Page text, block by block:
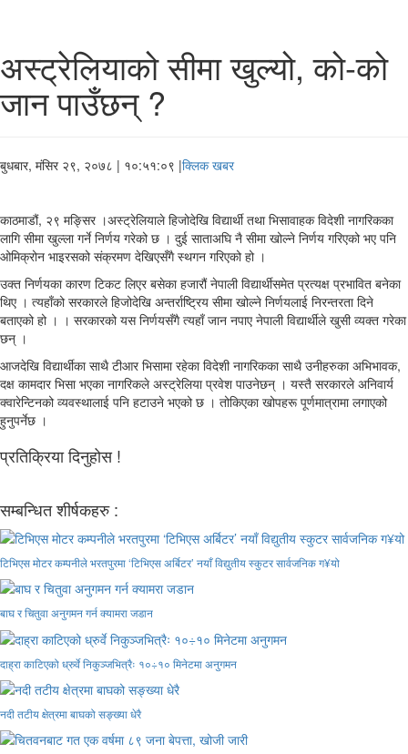
अस्ट्रेलियाको सीमा खुल्यो, को-को
जान पाउँछन् ?
बुधबार, मंसिर २९, २०७८ | १०:५१:०९ |क्लिक खबर
काठमाडौं, २९ मङ्सिर ।अस्ट्रेलियाले हिजोदेखि विद्यार्थी तथा भिसावाहक विदेशी नागरिकका
लागि सीमा खुल्ला गर्ने निर्णय गरेको छ । दुई साताअघि नै सीमा खोल्ने निर्णय गरिएको भए पनि
ओमिक्रोन भाइरसको संक्रमण देखिएसँगै स्थगन गरिएको हो ।
उक्त निर्णयका कारण टिकट लिएर बसेका हजारौं नेपाली विद्यार्थीसमेत प्रत्यक्ष प्रभावित बनेका
थिए । त्यहाँको सरकारले हिजोदेखि अन्तर्राष्ट्रिय सीमा खोल्ने निर्णयलाई निरन्तरता दिने
बताएको हो । । सरकारको यस निर्णयसँगै त्यहाँ जान नपाए नेपाली विद्यार्थीले खुसी व्यक्त गरेका
छन् ।
आजदेखि विद्यार्थीका साथै टीआर भिसामा रहेका विदेशी नागरिकका साथै उनीहरुका अभिभावक,
दक्ष कामदार भिसा भएका नागरिकले अस्ट्रेलिया प्रवेश पाउनेछन् । यस्तै सरकारले अनिवार्य
क्वारेन्टिनको व्यवस्थालाई पनि हटाउने भएको छ । तोकिएका खोपहरू पूर्णमात्रामा लगाएको
हुनुपर्नेछ ।
प्रतिक्रिया दिनुहोस !
सम्बन्धित शीर्षकहरु :
टिभिएस मोटर कम्पनीले भरतपुरमा ‘टिभिएस अर्बिटर’ नयाँ विद्युतीय स्कुटर सार्वजनिक ग¥यो
बाघ र चितुवा अनुगमन गर्न क्यामरा जडान
दाह्रा काटिएको ध्रुर्वे निकुञ्जभित्रैः १०÷१० मिनेटमा अनुगमन
नदी तटीय क्षेत्रमा बाघको सङ्ख्या धेरै